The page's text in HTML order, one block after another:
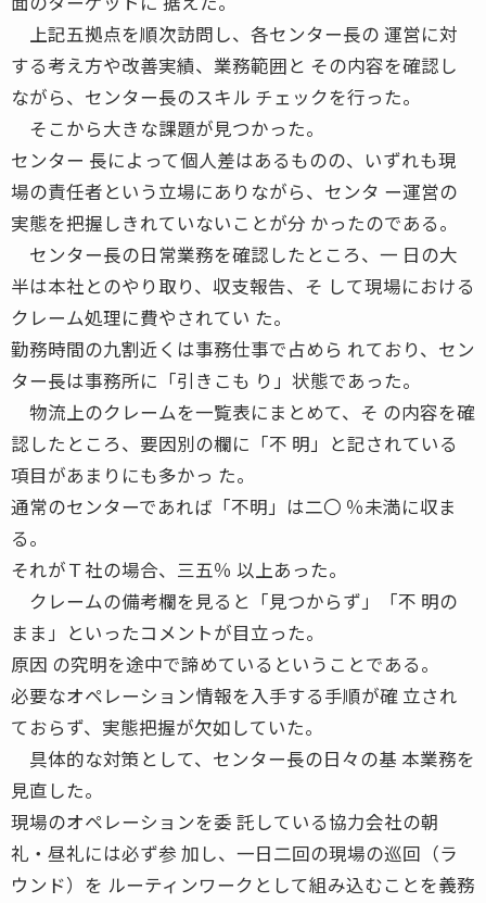
上記五拠点を順次訪問し、各センター長の 運営に対
する考え方や改善実績、業務範囲と その内容を確認し
ながら、センター長のスキル チェックを行った。
そこから大きな課題が見つかった。
センター 長によって個人差はあるものの、いずれも現
場の責任者という立場にありながら、センタ ー運営の
実態を把握しきれていないことが分 かったのである。
センター長の日常業務を確認したところ、一 日の大
半は本社とのやり取り、収支報告、そ して現場における
クレーム処理に費やされてい た。
勤務時間の九割近くは事務仕事で占めら れており、セン
ター長は事務所に「引きこも り」状態であった。
物流上のクレームを一覧表にまとめて、そ の内容を確
認したところ、要因別の欄に「不 明」と記されている
項目があまりにも多かっ た。
通常のセンターであれば「不明」は二〇 ％未満に収ま
る。
それがＴ社の場合、三五％ 以上あった。
クレームの備考欄を見ると「見つからず」「不 明の
まま」といったコメントが目立った。
原因 の究明を途中で諦めているということである。
必要なオペレーション情報を入手する手順が確 立され
ておらず、実態把握が欠如していた。
具体的な対策として、センター長の日々の基 本業務を
見直した。
現場のオペレーションを委 託している協力会社の朝
礼・昼礼には必ず参 加し、一日二回の現場の巡回（ラ
ウンド）を ルーティンワークとして組み込むことを義務